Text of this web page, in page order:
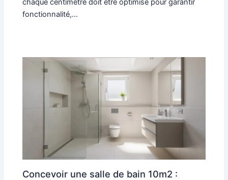
chaque centimètre doit être optimisé pour garantir
fonctionnalité,…
Concevoir une salle de bain 10m2 :